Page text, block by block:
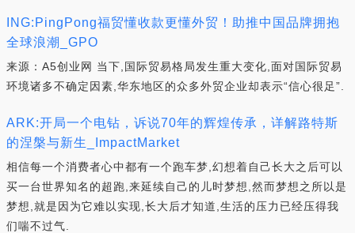
ING:PingPong福贸懂收款更懂外贸！助推中国品牌拥抱
全球浪潮_GPO
来源：A5创业网 当下,国际贸易格局发生重大变化,面对国际贸易
环境诸多不确定因素,华东地区的众多外贸企业却表示“信心很足”.
ARK:开局一个电钻，诉说70年的辉煌传承，详解路特斯
的涅槃与新生_ImpactMarket
相信每一个消费者心中都有一个跑车梦,幻想着自己长大之后可以
买一台世界知名的超跑,来延续自己的儿时梦想,然而梦想之所以是
梦想,就是因为它难以实现,长大后才知道,生活的压力已经压得我
们喘不过气.